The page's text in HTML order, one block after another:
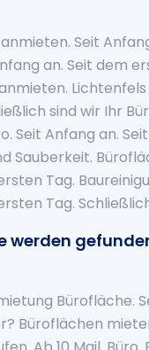
Seit
an. Seit dem
sind wir Ihr
Seit Anfang an.
Sauberkeit.
Tag.
Tag.
werden
Bürofläche.
Büroflächen